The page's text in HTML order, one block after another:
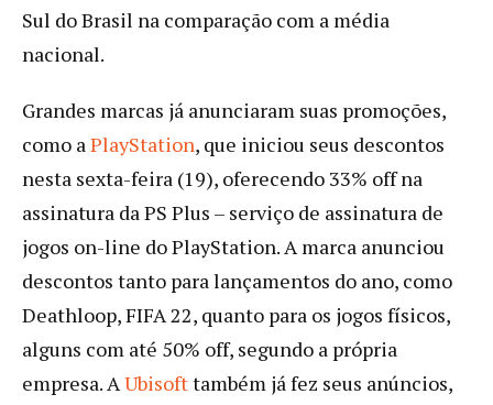
Sul do Brasil na comparação com a média
nacional.
Grandes marcas já anunciaram suas promoções,
como aPlayStation, que iniciou seus descontos
nesta sexta-feira (19), oferecendo 33% off na
assinatura da PS Plus – serviço de assinatura de
jogos on-line do PlayStation. A marca anunciou
descontos tanto para lançamentos do ano, como
Deathloop, FIFA 22, quanto para os jogos físicos,
alguns com até 50% off, segundo a própria
empresa. AUbisofttambém já fez seus anúncios,